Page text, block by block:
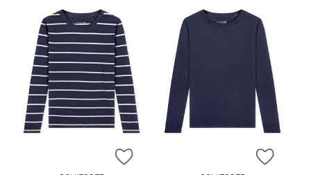
ZUR WUNSCHLISTE HINZUFÜGEN
ZUR